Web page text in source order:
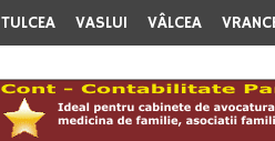
TULCEA VASLUI VÂLCEA